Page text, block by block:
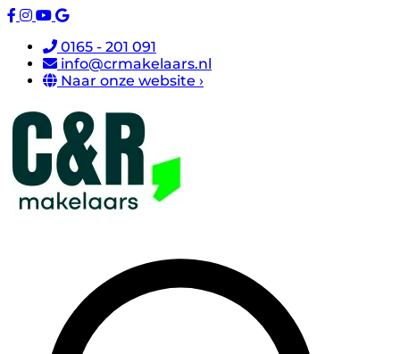
0165 - 201 091
info@crmakelaars.nl
Naar onze website ›